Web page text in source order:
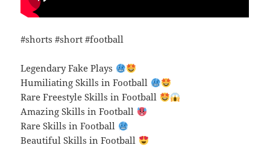
#shorts #short #football
Legendary Fake Plays
Humiliating Skills in Football
Rare Freestyle Skills in Football
Amazing Skills in Football
Rare Skills in Football
Beautiful Skills in Football